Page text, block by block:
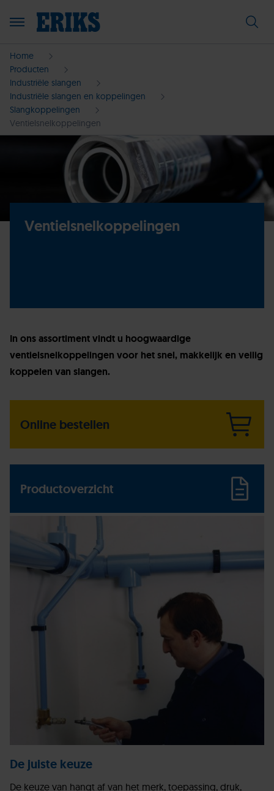
Home
Producten
Industriële slangen
Industriële slangen en koppelingen
Slangkoppelingen
Ventielsnelkoppelingen
Ventielsnelkoppelingen
In ons assortiment vindt u hoogwaardige
ventielsnelkoppelingen voor het snel, makkelijk en veilig
koppelen van slangen.
Online bestellen
Productoverzicht
De juiste keuze
De keuze van hangt af van het merk, toepassing, druk,